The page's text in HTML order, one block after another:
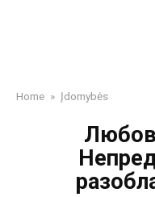
Home » Įdomybės